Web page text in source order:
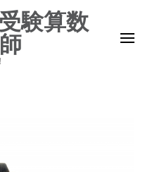
験算数